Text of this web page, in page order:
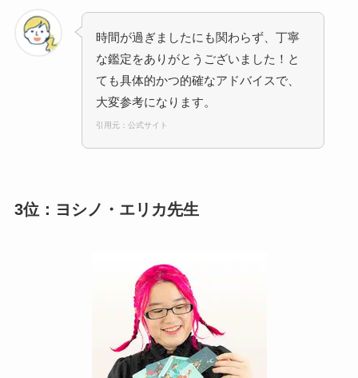
時間が過ぎましたにも関わらず、丁寧
な鑑定をありがとうございました！と
ても具体的かつ的確なアドバイスで、
大変参考になります。
引用元：公式サイト
3位：ヨシノ・エリカ先生